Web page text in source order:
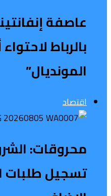
عاصفة
بالرباط
المونديال”
اقتصاد
محروقات:
تسجيل طلبات